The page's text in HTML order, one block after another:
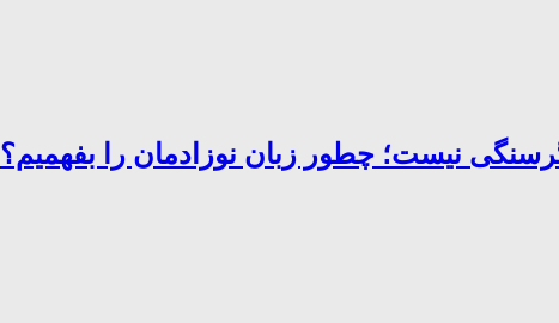
نیست؛ چطور زبان نوزادمان را بفهمیم؟